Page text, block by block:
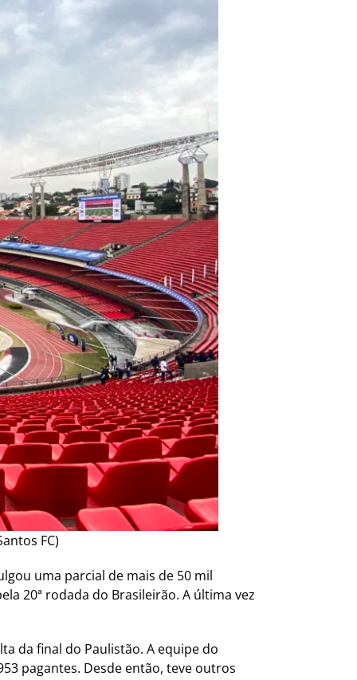
FC)
uma parcial de mais de 50 mil
20ª rodada do Brasileirão. A última vez
da final do Paulistão. A equipe do
pagantes. Desde então, teve outros